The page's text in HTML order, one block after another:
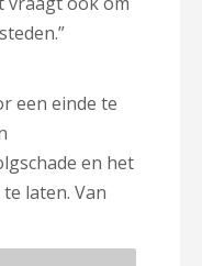
een einde te
en het
laten. Van